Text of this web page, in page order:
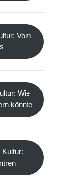
Vom
Wie
könnte
Kultur: